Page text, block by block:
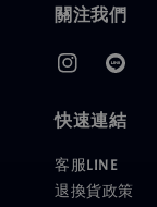
關注我們
快速連結
客服LINE
退換貨政策